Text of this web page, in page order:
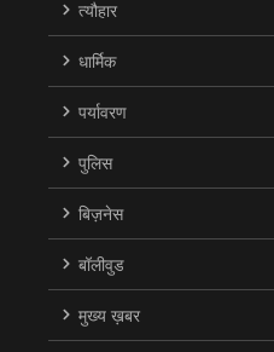
त्यौहार
धार्मिक
पर्यावरण
पुलिस
बिज़नेस
बॉलीवुड
मुख्य ख़बर